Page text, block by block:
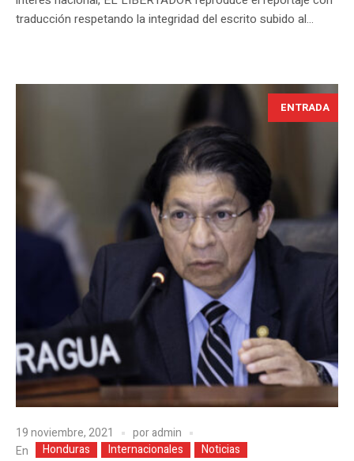
traducción respetando la integridad del escrito subido al...
ENTRADA
19 noviembre, 2021 poradmin
En
Honduras Internacionales Noticias